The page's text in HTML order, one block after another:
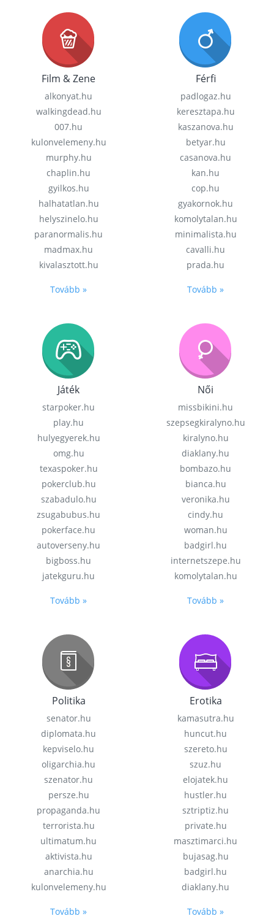
Film & Zene
alkonyat.hu
walkingdead.hu
007.hu
kulonvelemeny.hu
murphy.hu
chaplin.hu
gyilkos.hu
halhatatlan.hu
helyszinelo.hu
paranormalis.hu
madmax.hu
kivalasztott.hu
Tovább »
Férfi
padlogaz.hu
keresztapa.hu
kaszanova.hu
betyar.hu
casanova.hu
kan.hu
cop.hu
gyakornok.hu
komolytalan.hu
minimalista.hu
cavalli.hu
prada.hu
Tovább »
Játék
starpoker.hu
play.hu
hulyegyerek.hu
omg.hu
texaspoker.hu
pokerclub.hu
szabadulo.hu
zsugabubus.hu
pokerface.hu
autoverseny.hu
bigboss.hu
jatekguru.hu
Tovább »
Női
missbikini.hu
szepsegkiralyno.hu
kiralyno.hu
diaklany.hu
bombazo.hu
bianca.hu
veronika.hu
cindy.hu
woman.hu
badgirl.hu
internetszepe.hu
komolytalan.hu
Tovább »
Politika
senator.hu
diplomata.hu
kepviselo.hu
oligarchia.hu
szenator.hu
persze.hu
propaganda.hu
terrorista.hu
ultimatum.hu
aktivista.hu
anarchia.hu
kulonvelemeny.hu
Tovább »
Erotika
kamasutra.hu
huncut.hu
szereto.hu
szuz.hu
elojatek.hu
hustler.hu
sztriptiz.hu
private.hu
masztimarci.hu
bujasag.hu
badgirl.hu
diaklany.hu
Tovább »